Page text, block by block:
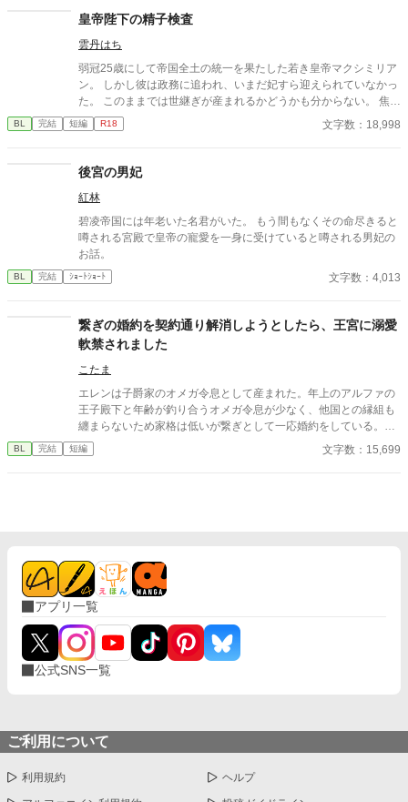
校で繰り広げられるダークファンタジー
皇帝陛下の精子検査
雲丹はち
弱冠25歳にして帝国全土の統一を果たした若き皇帝マクシミリア
ン。 しかし彼は政務に追われ、いまだ妃すら迎えられていなかっ
た。 このままでは世継ぎが産まれるかどうかも分からない。 焦れ
た官僚たちに迫られ、マクシミリアンは世にも屈辱的な『検査』
を受けさせられることに――!?
BL 完結 短編 R18 文字数：18,998
後宮の男妃
紅林
碧凌帝国には年老いた名君がいた。 もう間もなくその命尽きると
噂される宮殿で皇帝の寵愛を一身に受けていると噂される男妃の
お話。
BL 完結 ｼｮｰﾄｼｮｰﾄ 文字数：4,013
繋ぎの婚約を契約通り解消しようとしたら、王宮に溺愛
軟禁されました
こたま
エレンは子爵家のオメガ令息として産まれた。年上のアルファの
王子殿下と年齢が釣り合うオメガ令息が少なく、他国との縁組も
纏まらないため家格は低いが繋ぎとして一応婚約をしている。王
子のことは兄のように慕っており、初恋の人ではあるけれど、契
約終了時期か王子に想い人が現れた時には解消されるものと考え
BL 完結 短編 文字数：15,699
アプリ一覧
公式SNS一覧
ご利用について
利用規約 ヘルプ